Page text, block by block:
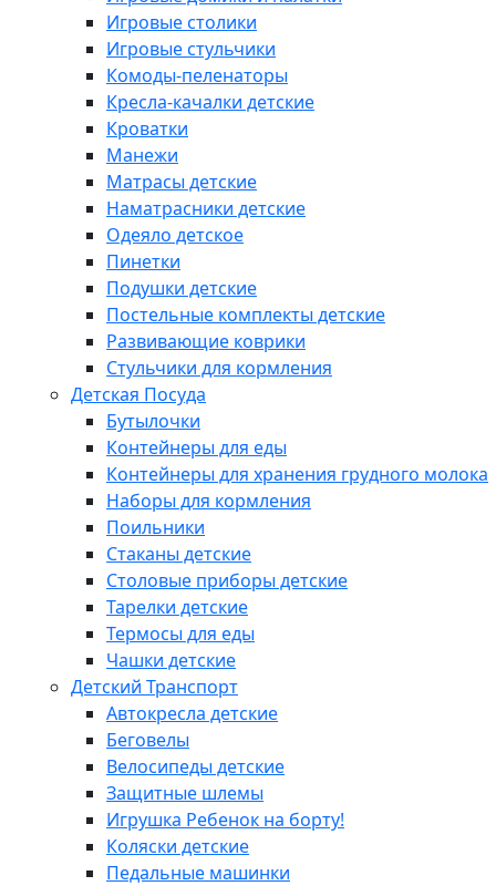
Игровые столики
Игровые стульчики
Комоды-пеленаторы
Кресла-качалки детские
Кроватки
Манежи
Матрасы детские
Наматрасники детские
Одеяло детское
Пинетки
Подушки детские
Постельные комплекты детские
Развивающие коврики
Стульчики для кормления
Детская Посуда
Бутылочки
Контейнеры для еды
Контейнеры для хранения грудного молока
Наборы для кормления
Поильники
Стаканы детские
Столовые приборы детские
Тарелки детские
Термосы для еды
Чашки детские
Детский Транспорт
Автокресла детские
Беговелы
Велосипеды детские
Защитные шлемы
Игрушка Ребенок на борту!
Коляски детские
Педальные машинки